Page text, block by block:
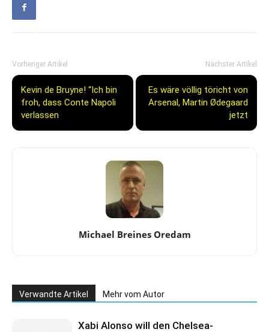
Vorheriger Artikel
Kevin de Bruyne! “Ich bin
froh, dass Conte Napoli
verlassen
Nächster Artikel
Es wäre völlig töricht von
Arsenal, Martin Ødegaard
jetzt
Michael Breines Oredam
Verwandte Artikel Mehr vom Autor
Xabi Alonso will den Chelsea-